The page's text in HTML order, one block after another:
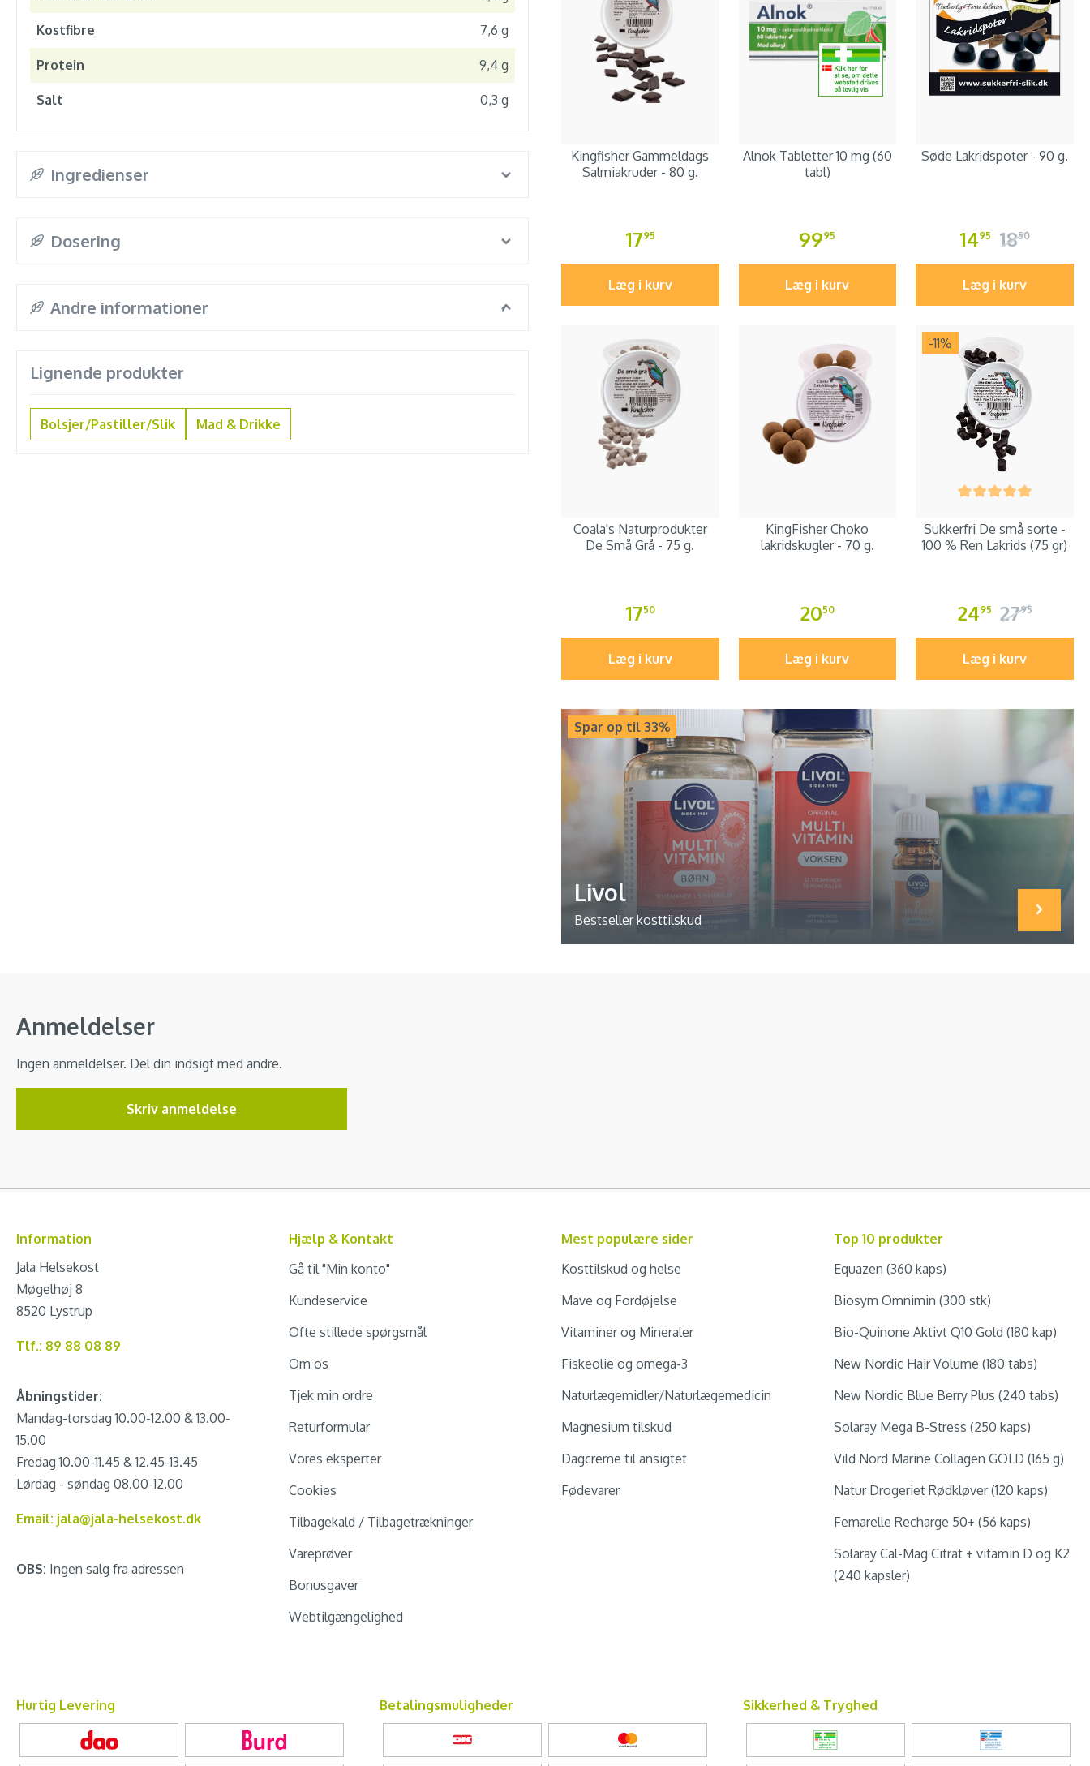
Kostfibre 7,6 g
Protein 9,4 g
Salt 0,3 g
Ingredienser
Dosering
Andre informationer
Lignende produkter
Bolsjer/Pastiller/Slik Mad & Drikke
Kingfisher Gammeldags
Salmiakruder - 80 g.
1795
Læg i kurv
Alnok Tabletter 10 mg (60
tabl)
9995
Læg i kurv
Søde Lakridspoter - 90 g.
1495 1850
Læg i kurv
Coala's Naturprodukter
De Små Grå - 75 g.
1750
Læg i kurv
KingFisher Choko
lakridskugler - 70 g.
2050
Læg i kurv
-11%
Sukkerfri De små sorte -
100 % Ren Lakrids (75 gr)
2495 2795
Læg i kurv
Spar op til 33%
Livol
Bestseller kosttilskud
Anmeldelser
Ingen anmeldelser. Del din indsigt med andre.
Skriv anmeldelse
Information
Jala Helsekost
Møgelhøj 8
8520 Lystrup
Tlf.: 89 88 08 89
Åbningstider:
Mandag-torsdag 10.00-12.00 & 13.00-
15.00
Fredag 10.00-11.45 & 12.45-13.45
Lørdag - søndag 08.00-12.00
Email: jala@jala-helsekost.dk
OBS: Ingen salg fra adressen
Hjælp & Kontakt
Gå til "Min konto"
Kundeservice
Ofte stillede spørgsmål
Om os
Tjek min ordre
Returformular
Vores eksperter
Cookies
Tilbagekald / Tilbagetrækninger
Vareprøver
Bonusgaver
Webtilgængelighed
Mest populære sider
Kosttilskud og helse
Mave og Fordøjelse
Vitaminer og Mineraler
Fiskeolie og omega-3
Naturlægemidler/Naturlægemedicin
Magnesium tilskud
Dagcreme til ansigtet
Fødevarer
Top 10 produkter
Equazen (360 kaps)
Biosym Omnimin (300 stk)
Bio-Quinone Aktivt Q10 Gold (180 kap)
New Nordic Hair Volume (180 tabs)
New Nordic Blue Berry Plus (240 tabs)
Solaray Mega B-Stress (250 kaps)
Vild Nord Marine Collagen GOLD (165 g)
Natur Drogeriet Rødkløver (120 kaps)
Femarelle Recharge 50+ (56 kaps)
Solaray Cal-Mag Citrat + vitamin D og K2
(240 kapsler)
Hurtig Levering Betalingsmuligheder Sikkerhed & Tryghed